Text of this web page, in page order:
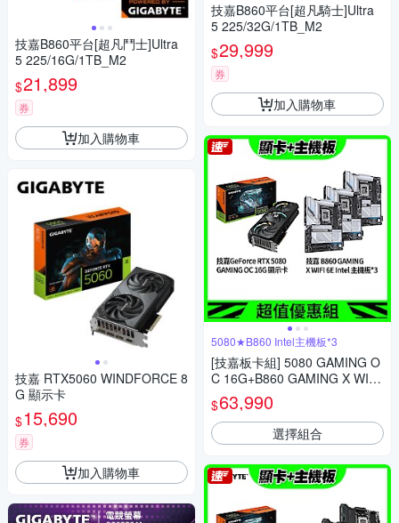
技嘉B860平台[超凡鬥士]Ultra
5 225/16G/1TB_M2
$21,899
券
加入購物車
技嘉 RTX5060 WINDFORCE 8
G 顯示卡
$15,690
券
加入購物車
技嘉B860平台[超凡騎士]Ultra
5 225/32G/1TB_M2
$29,999
券
加入購物車
5080★B860 Intel主機板*3
[技嘉板卡組] 5080 GAMING O
C 16G+B860 GAMING X WIFI
6E Intel 主機板*3
$63,990
選擇組合